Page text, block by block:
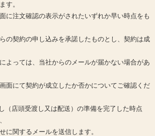
す。
に注文確認の表示がされたいずれか早い時点をも
の契約の申し込みを承諾したものとし、契約は成
よっては、当社からのメールが届かない場合があ
面にて契約が成立したか否かについてご確認くだ
（店頭受渡し又は配送）の準備を完了した時点
に関するメールを送信します。